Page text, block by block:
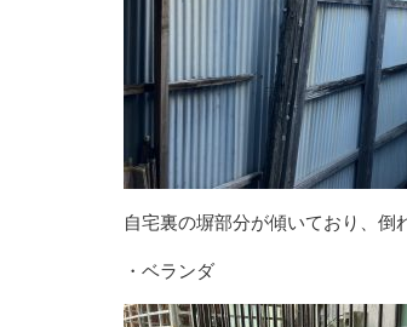
自宅裏の塀部分が傾いており、倒
・ベランダ